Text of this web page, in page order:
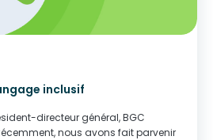
inclusif
directeur général, BGC
nous avons fait parvenir